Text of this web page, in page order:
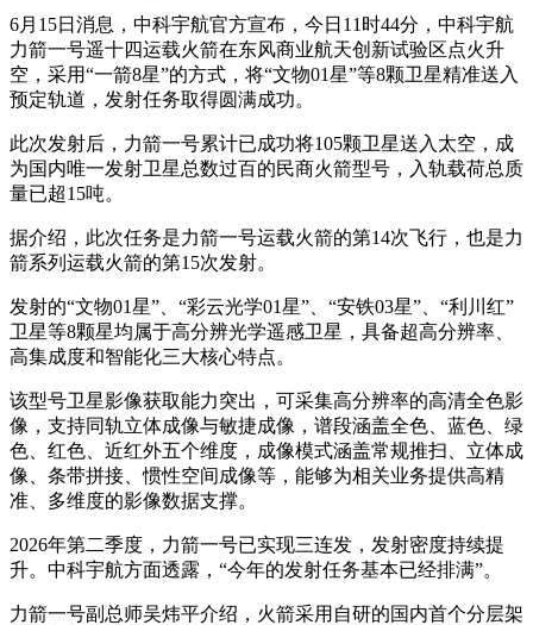
6月15日消息，中科宇航官方宣布，今日11时44分，中科宇航
力箭一号遥十四运载火箭在东风商业航天创新试验区点火升
空，采用“一箭8星”的方式，将“文物01星”等8颗卫星精准送入
预定轨道，发射任务取得圆满成功。
此次发射后，力箭一号累计已成功将105颗卫星送入太空，成
为国内唯一发射卫星总数过百的民商火箭型号，入轨载荷总质
量已超15吨。
据介绍，此次任务是力箭一号运载火箭的第14次飞行，也是力
箭系列运载火箭的第15次发射。
发射的“文物01星”、“彩云光学01星”、“安铁03星”、“利川红”
卫星等8颗星均属于高分辨光学遥感卫星，具备超高分辨率、
高集成度和智能化三大核心特点。
该型号卫星影像获取能力突出，可采集高分辨率的高清全色影
像，支持同轨立体成像与敏捷成像，谱段涵盖全色、蓝色、绿
色、红色、近红外五个维度，成像模式涵盖常规推扫、立体成
像、条带拼接、惯性空间成像等，能够为相关业务提供高精
准、多维度的影像数据支撑。
2026年第二季度，力箭一号已实现三连发，发射密度持续提
升。中科宇航方面透露，“今年的发射任务基本已经排满”。
力箭一号副总师吴炜平介绍，火箭采用自研的国内首个分层架